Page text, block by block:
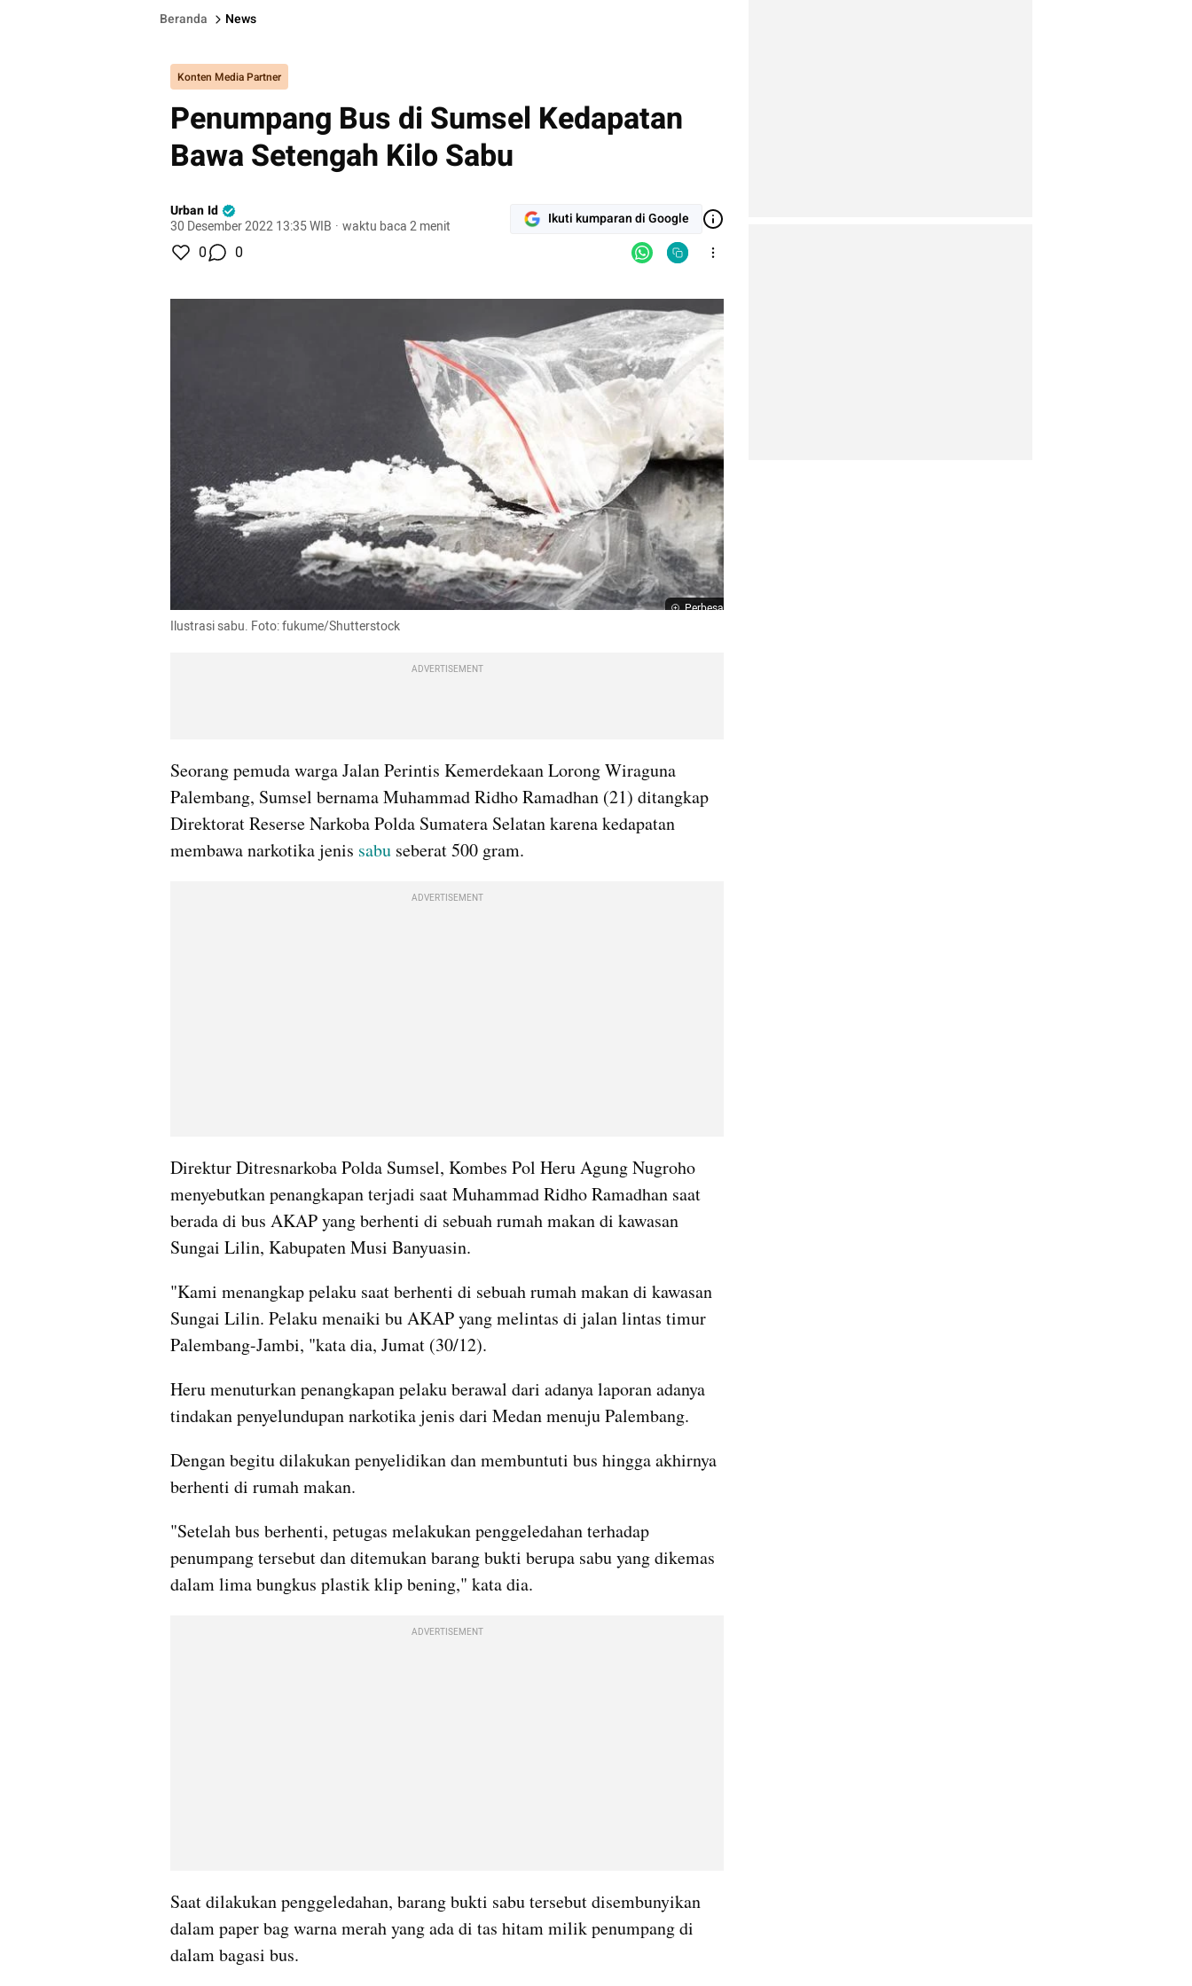
Beranda News
Konten Media Partner
Penumpang Bus di Sumsel Kedapatan
Bawa Setengah Kilo Sabu
Urban Id
30 Desember 2022 13:35 WIB · waktu baca 2 menit Ikuti kumparan di Google
0 0
Perbesar
Ilustrasi sabu. Foto: fukume/Shutterstock
ADVERTISEMENT
Seorang pemuda warga Jalan Perintis Kemerdekaan Lorong Wiraguna
Palembang, Sumsel bernama Muhammad Ridho Ramadhan (21) ditangkap
Direktorat Reserse Narkoba Polda Sumatera Selatan karena kedapatan
membawa narkotika jenis sabu seberat 500 gram.
ADVERTISEMENT
Direktur Ditresnarkoba Polda Sumsel, Kombes Pol Heru Agung Nugroho
menyebutkan penangkapan terjadi saat Muhammad Ridho Ramadhan saat
berada di bus AKAP yang berhenti di sebuah rumah makan di kawasan
Sungai Lilin, Kabupaten Musi Banyuasin.
"Kami menangkap pelaku saat berhenti di sebuah rumah makan di kawasan
Sungai Lilin. Pelaku menaiki bu AKAP yang melintas di jalan lintas timur
Palembang-Jambi, "kata dia, Jumat (30/12).
Heru menuturkan penangkapan pelaku berawal dari adanya laporan adanya
tindakan penyelundupan narkotika jenis dari Medan menuju Palembang.
Dengan begitu dilakukan penyelidikan dan membuntuti bus hingga akhirnya
berhenti di rumah makan.
"Setelah bus berhenti, petugas melakukan penggeledahan terhadap
penumpang tersebut dan ditemukan barang bukti berupa sabu yang dikemas
dalam lima bungkus plastik klip bening," kata dia.
ADVERTISEMENT
Saat dilakukan penggeledahan, barang bukti sabu tersebut disembunyikan
dalam paper bag warna merah yang ada di tas hitam milik penumpang di
dalam bagasi bus.